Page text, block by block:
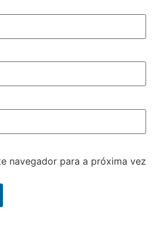
navegador para a próxima vez